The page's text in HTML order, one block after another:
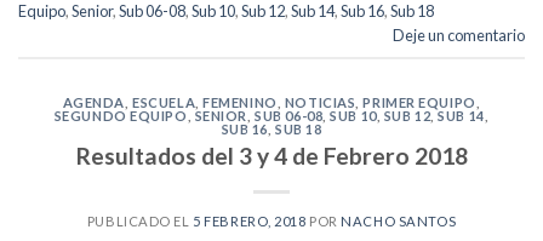
Equipo,Senior,Sub 06-08,Sub 10,Sub 12,Sub 14,Sub 16,Sub 18
Deje un comentario
AGENDA ,ESCUELA ,FEMENINO NOTICIAS ,PRIMER EQUIPO
SEGUNDO EQUIPO
SENIOR ,SUB 06-08 ,SUB 10, SUB 12 ,SUB 14
SUB 16 ,SUB 18
Resultados del 3 y 4 de Febrero 2018
PUBLICADO EL 5 FEBRERO, 2018 POR NACHO SANTOS